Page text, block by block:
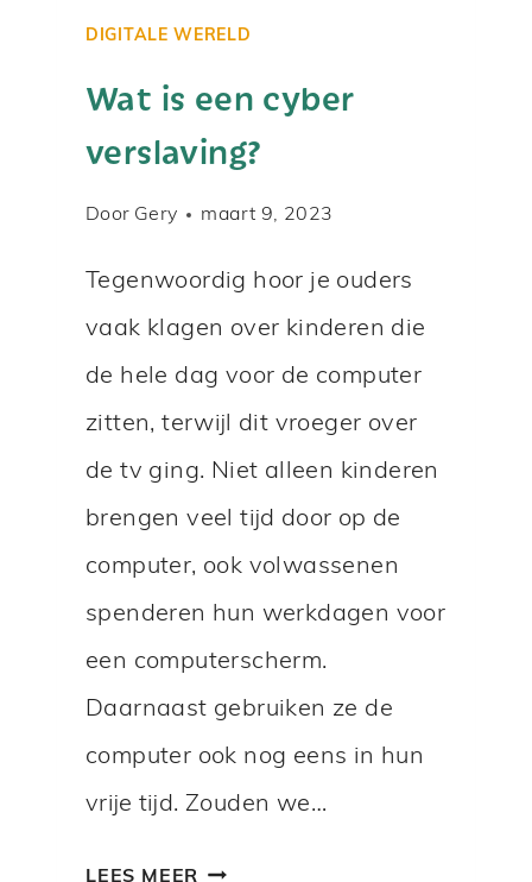
N
D
O
R
M
A
R
H
O
N
E
B
R
DIGITALE WERELD
Wat is een cyber
verslaving?
Door Gery maart 9, 2023
Tegenwoordig hoor je ouders
vaak klagen over kinderen die
de hele dag voor de computer
zitten, terwijl dit vroeger over
de tv ging. Niet alleen kinderen
brengen veel tijd door op de
computer, ook volwassenen
spenderen hun werkdagen voor
een computerscherm.
Daarnaast gebruiken ze de
computer ook nog eens in hun
vrije tijd. Zouden we…
LEES MEER W